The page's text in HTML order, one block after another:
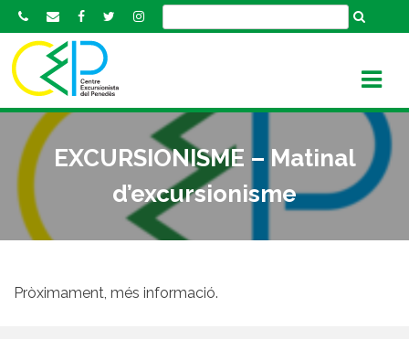
k
EXCURSIONISME – Matinal
d’excursionisme
Pròximament, més informació.